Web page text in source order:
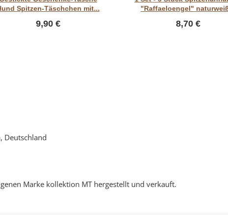
Spitzen-Täschchen mit...
9,90 €
"Raffaeloengel"
8,70 €
Deutschland
Marke kollektion MT hergestellt und verkauft.